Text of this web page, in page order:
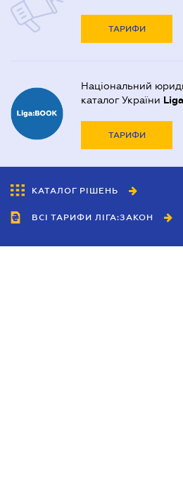
ТАРИФИ
Національний
каталог України
ТАРИФИ
КАТАЛОГ РІШЕНЬ
ВСІ ТАРИФИ ЛІГА:ЗАКОН